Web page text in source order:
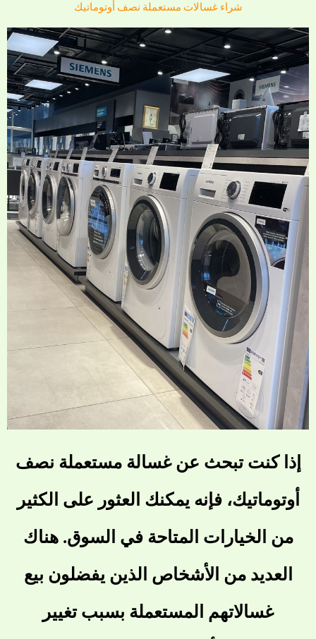
شراء غسالات مستعملة نصف أوتوماتيك
إذا كنت تبحث عن غسالة مستعملة نصف
أوتوماتيك، فإنه يمكنك العثور على الكثير
من الخيارات المتاحة في السوق. هناك
العديد من الأشخاص الذين يفضلون بيع
غسالاتهم المستعملة بسبب تغيير